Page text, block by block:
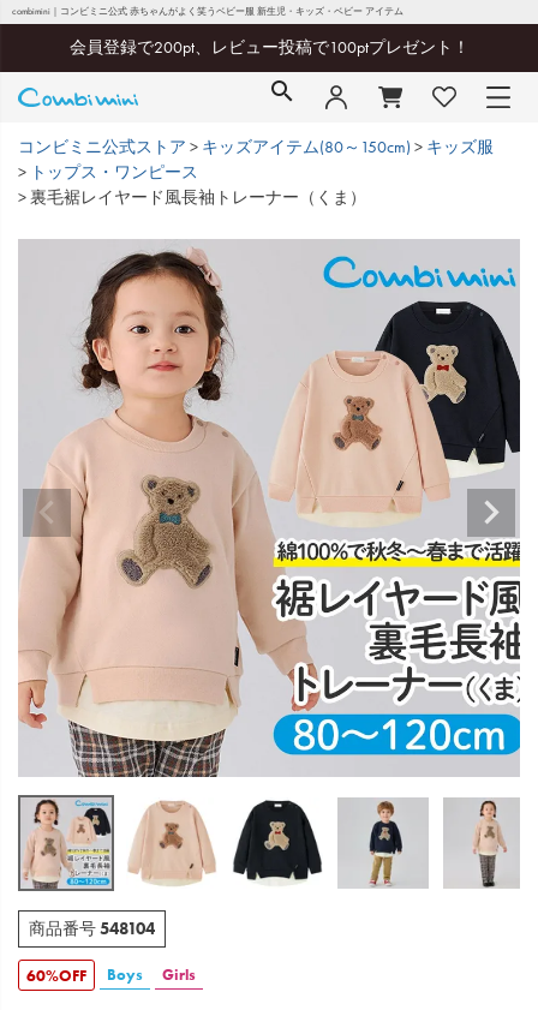
combimini｜コンビミニ公式 赤ちゃんがよく笑うベビー服 新生児・キッズ・ベビー アイテム
会員登録で200pt、レビュー投稿で100ptプレゼント！
コンビミニ公式ストア キッズアイテム(80～150cm)
キッズ服
トップス・ワンピース
裏毛裾レイヤード風長袖トレーナー（くま）
商品番号548104
60%OFF Boys Girls